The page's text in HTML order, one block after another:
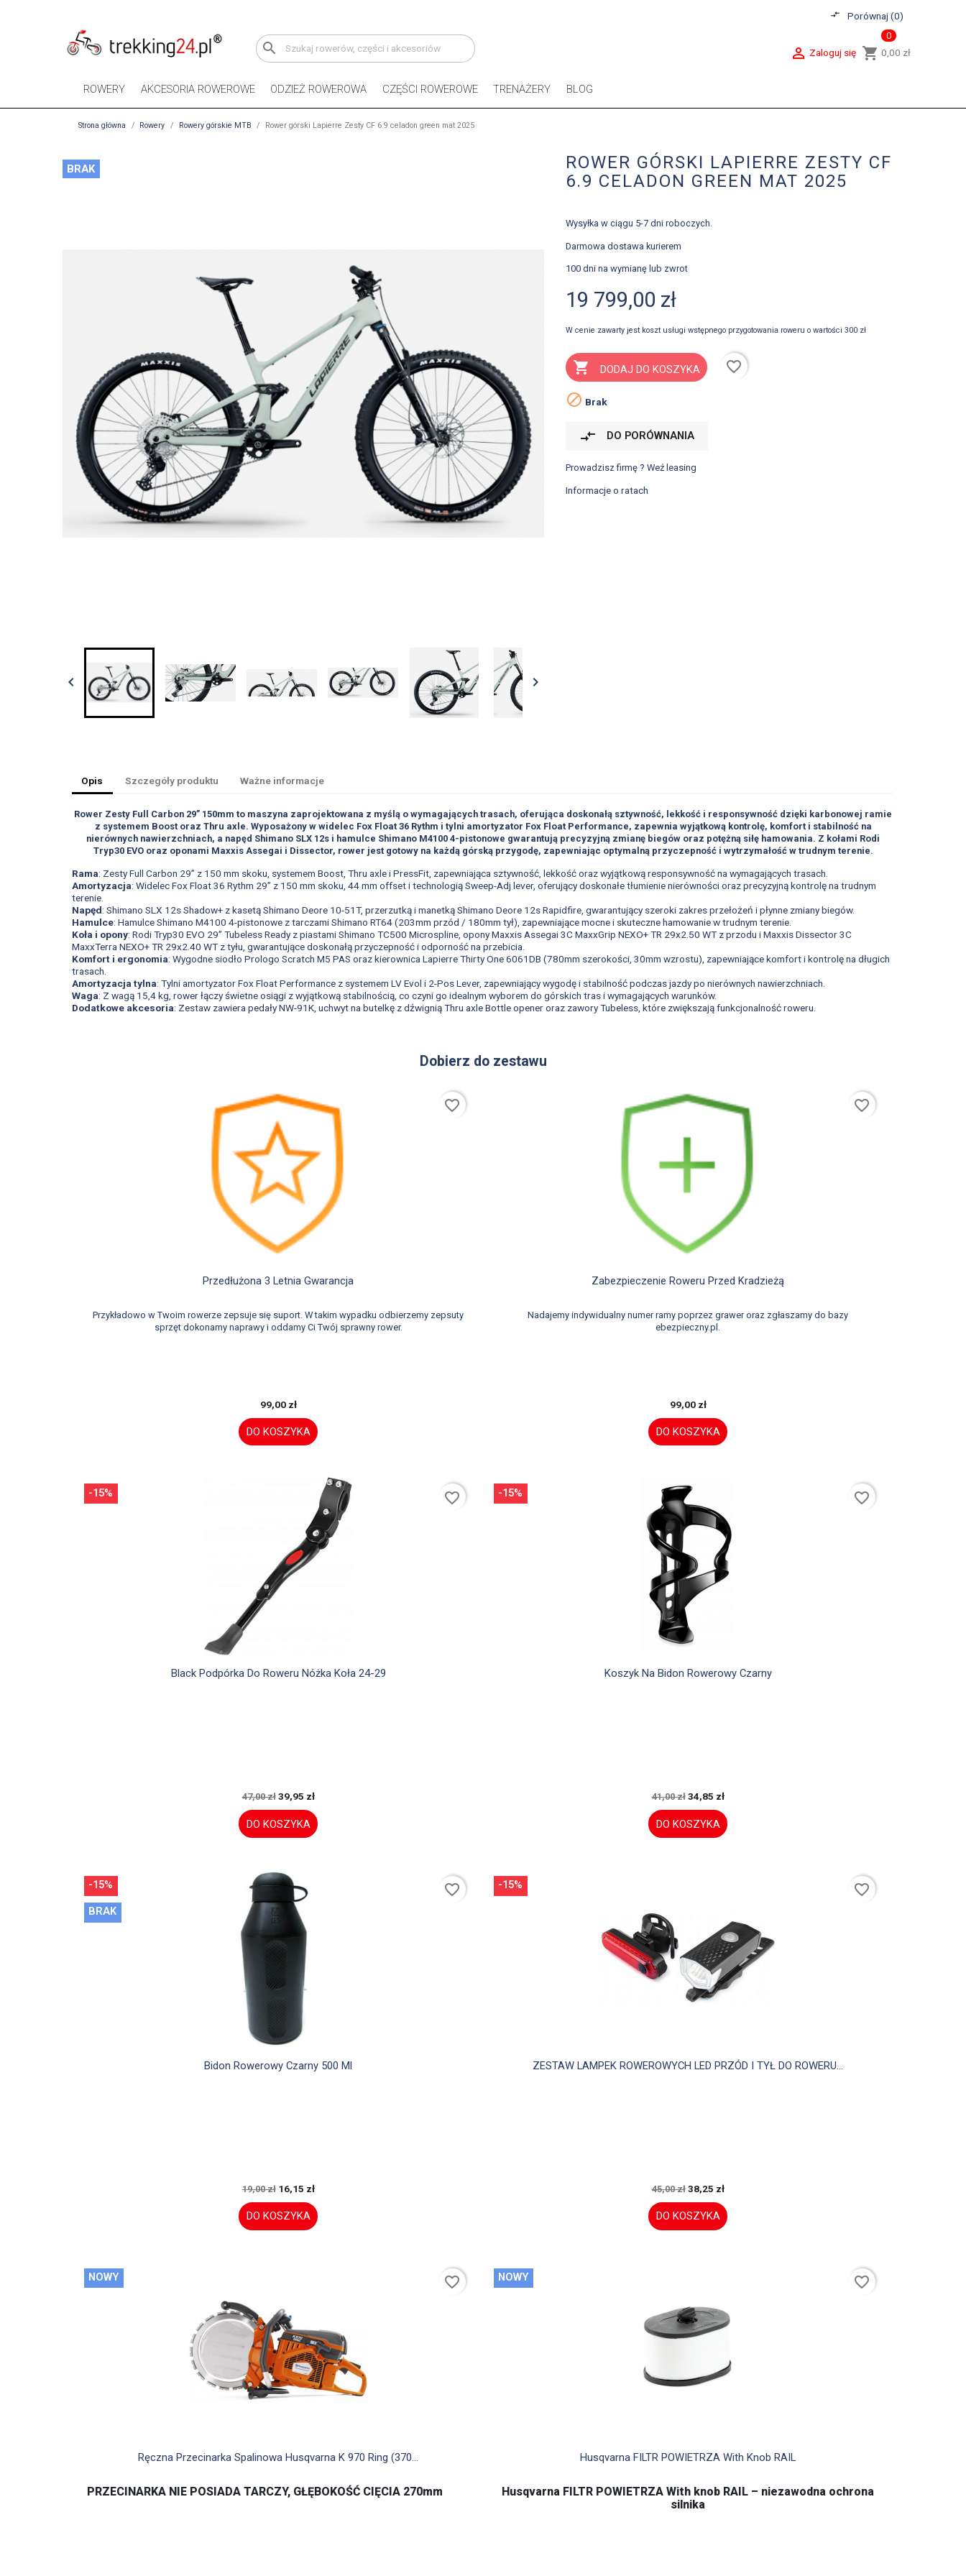
compare_arrows Porównaj (0)
search shopping_cart
0
0,00 zł
 Zaloguj się
ROWERY AKCESORIA ROWEROWE ODZIEŻ ROWEROWA CZĘŚCI ROWEROWE TRENAŻERY BLOG
Strona główna Rowery Rowery górskie MTB Rower górski Lapierre Zesty CF 6.9 celadon green mat 2025
BRAK
 
ROWER GÓRSKI LAPIERRE ZESTY CF
6.9 CELADON GREEN MAT 2025
Wysyłka w ciągu 5-7 dni roboczych.
Darmowa dostawa kurierem
100 dni na wymianę lub zwrot
19 799,00 zł
W cenie zawarty jest koszt usługi wstępnego przygotowania roweru o wartości 300 zł
 DODAJ DO KOSZYKA
favorite_border
 Brak
compare_arrows DO PORÓWNANIA
Prowadzisz firmę ? Weź leasing
Informacje o ratach
Opis Szczegóły produktu Ważne informacje
Rower Zesty Full Carbon 29” 150mm to maszyna zaprojektowana z myślą o wymagających trasach, oferująca doskonałą sztywność, lekkość i responsywność dzięki karbonowej ramie
z systemem Boost oraz Thru axle. Wyposażony w widelec Fox Float 36 Rythm i tylni amortyzator Fox Float Performance, zapewnia wyjątkową kontrolę, komfort i stabilność na
nierównych nawierzchniach, a napęd Shimano SLX 12s i hamulce Shimano M4100 4-pistonowe gwarantują precyzyjną zmianę biegów oraz potężną siłę hamowania. Z kołami Rodi
Tryp30 EVO oraz oponami Maxxis Assegai i Dissector, rower jest gotowy na każdą górską przygodę, zapewniając optymalną przyczepność i wytrzymałość w trudnym terenie.
Rama: Zesty Full Carbon 29” z 150 mm skoku, systemem Boost, Thru axle i PressFit, zapewniająca sztywność, lekkość oraz wyjątkową responsywność na wymagających trasach.
Amortyzacja: Widelec Fox Float 36 Rythm 29” z 150 mm skoku, 44 mm offset i technologią Sweep-Adj lever, oferujący doskonałe tłumienie nierówności oraz precyzyjną kontrolę na trudnym
terenie.
Napęd: Shimano SLX 12s Shadow+ z kasetą Shimano Deore 10-51T, przerzutką i manetką Shimano Deore 12s Rapidfire, gwarantujący szeroki zakres przełożeń i płynne zmiany biegów.
Hamulce: Hamulce Shimano M4100 4-pistonowe z tarczami Shimano RT64 (203mm przód / 180mm tył), zapewniające mocne i skuteczne hamowanie w trudnym terenie.
Koła i opony: Rodi Tryp30 EVO 29” Tubeless Ready z piastami Shimano TC500 Microspline, opony Maxxis Assegai 3C MaxxGrip NEXO+ TR 29x2.50 WT z przodu i Maxxis Dissector 3C
MaxxTerra NEXO+ TR 29x2.40 WT z tyłu, gwarantujące doskonałą przyczepność i odporność na przebicia.
Komfort i ergonomia: Wygodne siodło Prologo Scratch M5 PAS oraz kierownica Lapierre Thirty One 6061DB (780mm szerokości, 30mm wzrostu), zapewniające komfort i kontrolę na długich
trasach.
Amortyzacja tylna: Tylni amortyzator Fox Float Performance z systemem LV Evol i 2-Pos Lever, zapewniający wygodę i stabilność podczas jazdy po nierównych nawierzchniach.
Waga: Z wagą 15,4 kg, rower łączy świetne osiągi z wyjątkową stabilnością, co czyni go idealnym wyborem do górskich tras i wymagających warunków.
Dodatkowe akcesoria: Zestaw zawiera pedały NW-91K, uchwyt na butelkę z dźwignią Thru axle Bottle opener oraz zawory Tubeless, które zwiększają funkcjonalność roweru.
Dobierz do zestawu
Szybki podgląd
Przedłużona 3 Letnia Gwarancja
Przykładowo w Twoim rowerze zepsuje się suport. W takim wypadku odbierzemy zepsuty
sprzęt dokonamy naprawy i oddamy Ci Twój sprawny rower.
99,00 zł
DO KOSZYKA
favorite_border
Szybki podgląd
Zabezpieczenie Roweru Przed Kradzieżą
Nadajemy indywidualny numer ramy poprzez grawer oraz zgłaszamy do bazy
ebezpieczny.pl.
99,00 zł
DO KOSZYKA
favorite_border
Szybki podgląd
Black Podpórka Do Roweru Nóżka Koła 24-29
47,00 zł 39,95 zł
DO KOSZYKA
-15% favorite_border
Szybki podgląd
Koszyk Na Bidon Rowerowy Czarny
41,00 zł 34,85 zł
DO KOSZYKA
-15% favorite_border
Szybki podgląd
Bidon Rowerowy Czarny 500 Ml
19,00 zł 16,15 zł
DO KOSZYKA
-15%
BRAK
favorite_border
Szybki podgląd
ZESTAW LAMPEK ROWEROWYCH LED PRZÓD I TYŁ DO ROWERU...
45,00 zł 38,25 zł
DO KOSZYKA
-15% favorite_border
Szybki podgląd
Ręczna Przecinarka Spalinowa Husqvarna K 970 Ring (370...
PRZECINARKA NIE POSIADA TARCZY, GŁĘBOKOŚĆ CIĘCIA 270mm
NOWY favorite_border
 Szybki podgląd
Husqvarna FILTR POWIETRZA With Knob RAIL
Husqvarna FILTR POWIETRZA With knob RAIL – niezawodna ochrona
silnika
NOWY favorite_border